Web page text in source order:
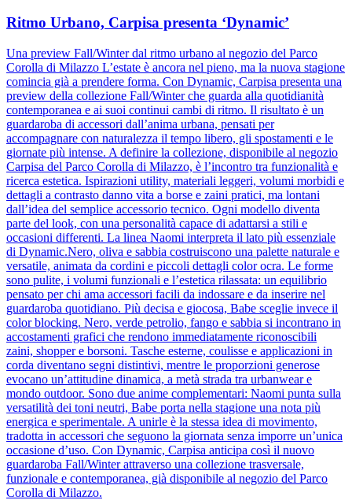
Ritmo Urbano, Carpisa presenta ‘Dynamic’
Una preview Fall/Winter dal ritmo urbano al negozio del Parco
Corolla di Milazzo L’estate è ancora nel pieno, ma la nuova stagione
comincia già a prendere forma. Con Dynamic, Carpisa presenta una
preview della collezione Fall/Winter che guarda alla quotidianità
contemporanea e ai suoi continui cambi di ritmo. Il risultato è un
guardaroba di accessori dall’anima urbana, pensati per
accompagnare con naturalezza il tempo libero, gli spostamenti e le
giornate più intense. A definire la collezione, disponibile al negozio
Carpisa del Parco Corolla di Milazzo, è l’incontro tra funzionalità e
ricerca estetica. Ispirazioni utility, materiali leggeri, volumi morbidi e
dettagli a contrasto danno vita a borse e zaini pratici, ma lontani
dall’idea del semplice accessorio tecnico. Ogni modello diventa
parte del look, con una personalità capace di adattarsi a stili e
occasioni differenti. La linea Naomi interpreta il lato più essenziale
di Dynamic.Nero, oliva e sabbia costruiscono una palette naturale e
versatile, animata da cordini e piccoli dettagli color ocra. Le forme
sono pulite, i volumi funzionali e l’estetica rilassata: un equilibrio
pensato per chi ama accessori facili da indossare e da inserire nel
guardaroba quotidiano. Più decisa e giocosa, Babe sceglie invece il
color blocking. Nero, verde petrolio, fango e sabbia si incontrano in
accostamenti grafici che rendono immediatamente riconoscibili
zaini, shopper e borsoni. Tasche esterne, coulisse e applicazioni in
corda diventano segni distintivi, mentre le proporzioni generose
evocano un’attitudine dinamica, a metà strada tra urbanwear e
mondo outdoor. Sono due anime complementari: Naomi punta sulla
versatilità dei toni neutri, Babe porta nella stagione una nota più
energica e sperimentale. A unirle è la stessa idea di movimento,
tradotta in accessori che seguono la giornata senza imporre un’unica
occasione d’uso. Con Dynamic, Carpisa anticipa così il nuovo
guardaroba Fall/Winter attraverso una collezione trasversale,
funzionale e contemporanea, già disponibile al negozio del Parco
Corolla di Milazzo.